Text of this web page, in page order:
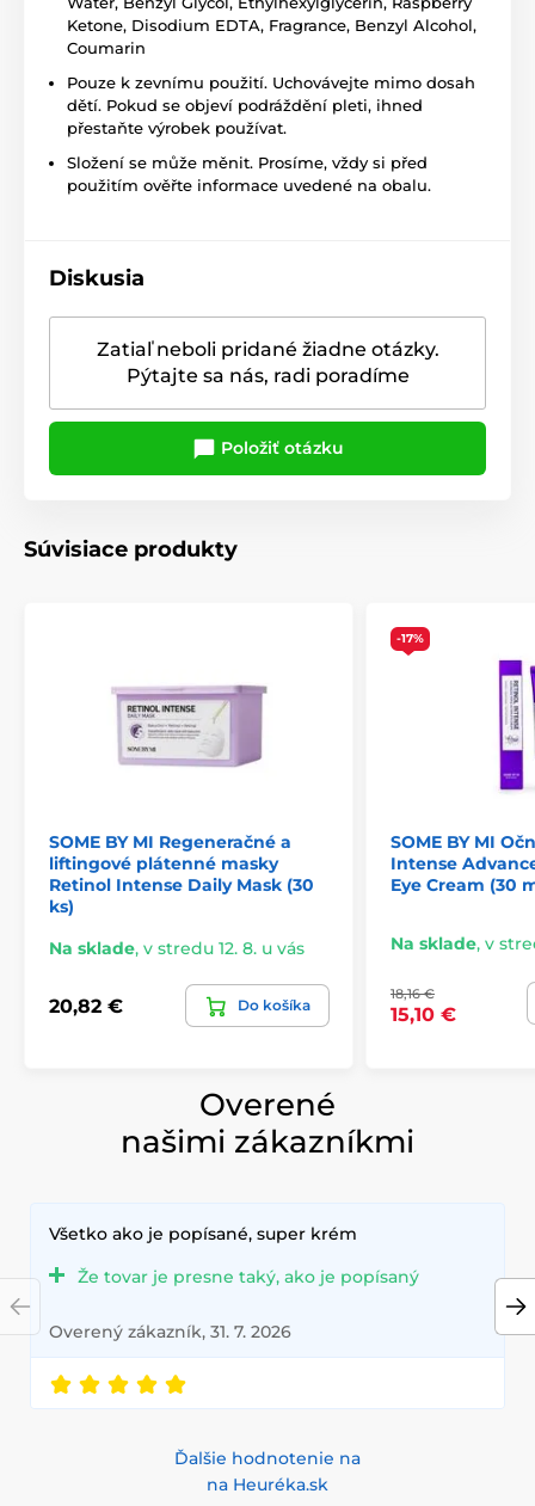
Ketone, Disodium EDTA, Fragrance, Benzyl Alcohol,
Coumarin
Pouze k zevnímu použití. Uchovávejte mimo dosah
dětí. Pokud se objeví podráždění pleti, ihned
přestaňte výrobek používat.
Složení se může měnit. Prosíme, vždy si před
použitím ověřte informace uvedené na obalu.
Diskusia
Zatiaľ neboli pridané žiadne otázky.
Pýtajte sa nás, radi poradíme
Položiť otázku
Súvisiace produkty
SOME BY MI Regeneračné a
liftingové plátenné masky
Retinol Intense Daily Mask (30
ks)
Na sklade, v stredu 12. 8. u vás
20,82 € Do košíka
-17%
SOME BY MI
Intense
Eye Cream (30
Na sklade, v
18,16 €
15,10 €
Overené
našimi zákazníkmi
Všetko ako je popísané, super krém
Že tovar je presne taký, ako je popísaný
Overený zákazník, 31. 7. 2026
Ďalšie hodnotenie na
na Heuréka.sk